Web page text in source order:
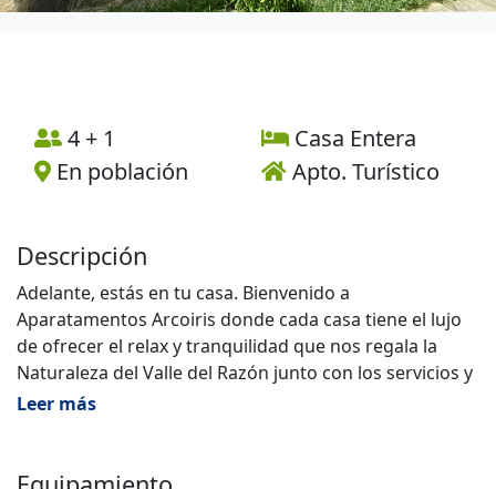
4 + 1
Casa Entera
En población
Apto. Turístico
Descripción
Adelante, estás en tu casa. Bienvenido a
Aparatamentos Arcoiris donde cada casa tiene el lujo
de ofrecer el relax y tranquilidad que nos regala la
Naturaleza del Valle del Razón junto con los servicios y
comodidades de Soria capital, a tan sólo 20 minutos.
capacidad máxima es de 4 personas, por lo que son
Leer más